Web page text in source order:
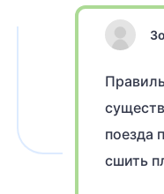
поезда
сшить